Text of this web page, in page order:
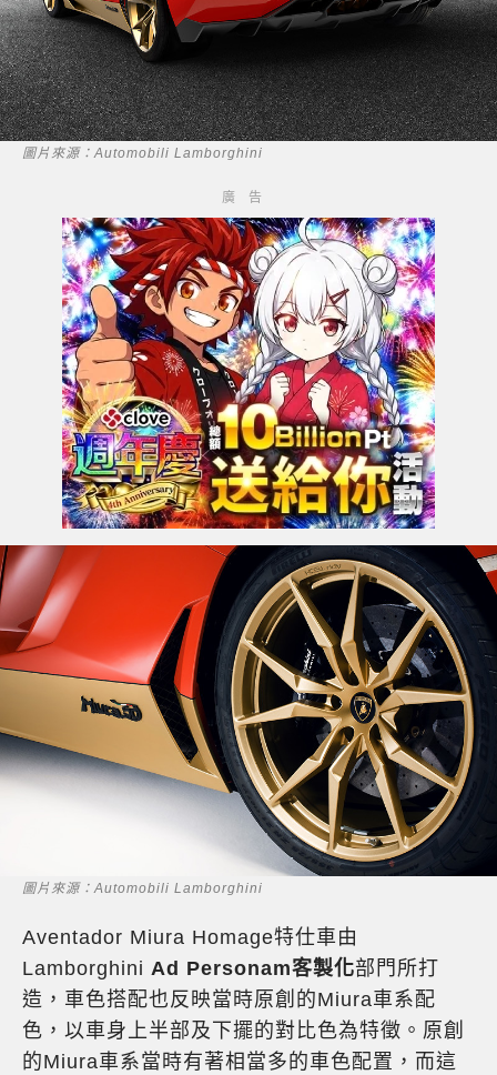
圖片來源：Automobili Lamborghini
圖片來源：Automobili Lamborghini
Aventador Miura Homage特仕車由
Lamborghini Ad Personam客製化部門所打
造，車色搭配也反映當時原創的Miura車系配
色，以車身上半部及下擺的對比色為特徵。原創
的Miura車系當時有著相當多的車色配置，而這